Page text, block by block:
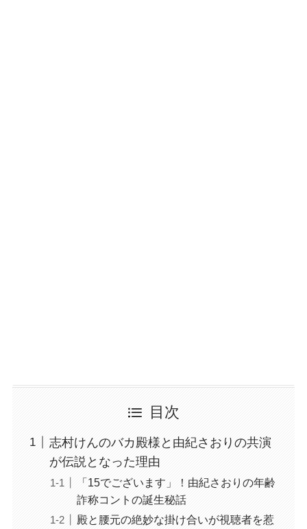
目次
志村けんのバカ殿様と由紀さおりの共演
が伝説となった理由
「15でございます」！由紀さおりの年齢
詐称コントの誕生秘話
殿と腰元の絶妙な掛け合いが視聴者を惹